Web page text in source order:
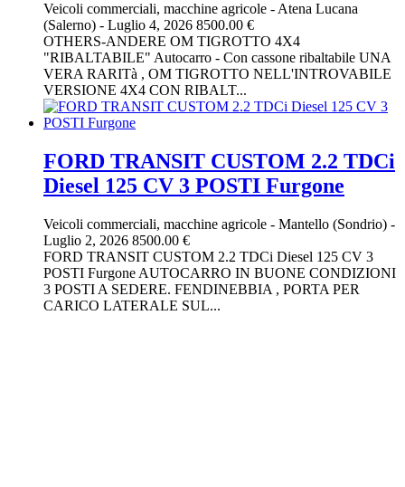
Veicoli commerciali, macchine agricole - Atena Lucana
(Salerno) - Luglio 4, 2026 8500.00 €
OTHERS-ANDERE OM TIGROTTO 4X4
"RIBALTABILE" Autocarro - Con cassone ribaltabile UNA
VERA RARITà , OM TIGROTTO NELL'INTROVABILE
VERSIONE 4X4 CON RIBALT...
FORD TRANSIT CUSTOM 2.2 TDCi
Diesel 125 CV 3 POSTI Furgone
Veicoli commerciali, macchine agricole - Mantello (Sondrio) -
Luglio 2, 2026 8500.00 €
FORD TRANSIT CUSTOM 2.2 TDCi Diesel 125 CV 3
POSTI Furgone AUTOCARRO IN BUONE CONDIZIONI
3 POSTI A SEDERE. FENDINEBBIA , PORTA PER
CARICO LATERALE SUL...